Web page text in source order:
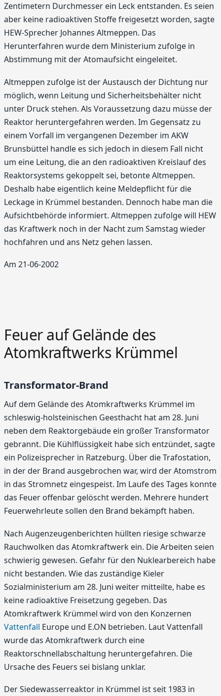
Zentimetern Durchmesser ein Leck entstanden. Es seien
aber keine radioaktiven Stoffe freigesetzt worden, sagte
HEW-Sprecher Johannes Altmeppen. Das
Herunterfahren wurde dem Ministerium zufolge in
Abstimmung mit der Atomaufsicht eingeleitet.
Altmeppen zufolge ist der Austausch der Dichtung nur
möglich, wenn Leitung und Sicherheitsbehälter nicht
unter Druck stehen. Als Voraussetzung dazu müsse der
Reaktor heruntergefahren werden. Im Gegensatz zu
einem Vorfall im vergangenen Dezember im AKW
Brunsbüttel handle es sich jedoch in diesem Fall nicht
um eine Leitung, die an den radioaktiven Kreislauf des
Reaktorsystems gekoppelt sei, betonte Altmeppen.
Deshalb habe eigentlich keine Meldepflicht für die
Leckage in Krümmel bestanden. Dennoch habe man die
Aufsichtbehörde informiert. Altmeppen zufolge will HEW
das Kraftwerk noch in der Nacht zum Samstag wieder
hochfahren und ans Netz gehen lassen.
Am 21-06-2002
Feuer auf Gelände des
Atomkraftwerks Krümmel
Transformator-Brand
Auf dem Gelände des Atomkraftwerks Krümmel im
schleswig-holsteinischen Geesthacht hat am 28. Juni
neben dem Reaktorgebäude ein großer Transformator
gebrannt. Die Kühlflüssigkeit habe sich entzündet, sagte
ein Polizeisprecher in Ratzeburg. Über die Trafostation,
in der der Brand ausgebrochen war, wird der Atomstrom
in das Stromnetz eingespeist. Im Laufe des Tages konnte
das Feuer offenbar gelöscht werden. Mehrere hundert
Feuerwehrleute sollen den Brand bekämpft haben.
Nach Augenzeugenberichten hüllten riesige schwarze
Rauchwolken das Atomkraftwerk ein. Die Arbeiten seien
schwierig gewesen. Gefahr für den Nuklearbereich habe
nicht bestanden. Wie das zuständige Kieler
Sozialministerium am 28. Juni weiter mitteilte, habe es
keine radioaktive Freisetzung gegeben. Das
Atomkraftwerk Krümmel wird von den Konzernen
Vattenfall Europe und E.ON betrieben. Laut Vattenfall
wurde das Atomkraftwerk durch eine
Reaktorschnellabschaltung heruntergefahren. Die
Ursache des Feuers sei bislang unklar.
Der Siedewasserreaktor in Krümmel ist seit 1983 in